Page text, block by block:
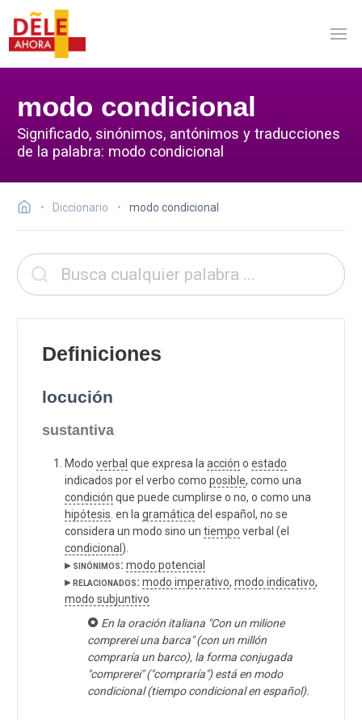
modo condicional
Significado, sinónimos, antónimos y traducciones
de la palabra: modo condicional
Diccionario modo condicional
Definiciones
locución
sustantiva
Modo verbal que expresa la acción o estado
indicados por el verbo como posible, como una
condición que puede cumplirse o no, o como una
hipótesis . en la gramática del español, no se
considera un modo sino un tiempo verbal (el
condicional ).
▸ sinónimos: modo potencial
▸ relacionados: modo imperativo, modo indicativo,
modo subjuntivo
En la oración italiana "Con un milione
comprerei una barca" (con un millón
compraría un barco), la forma conjugada
"comprerei" ("compraría") está en modo
condicional (tiempo condicional en español).